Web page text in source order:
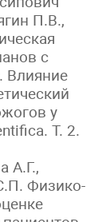
П.В.,
с
Влияние
у
Т. 2.
А.Г.,
Физико-